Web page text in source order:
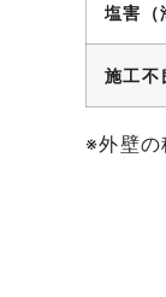
塩害（
施工不
※外壁の